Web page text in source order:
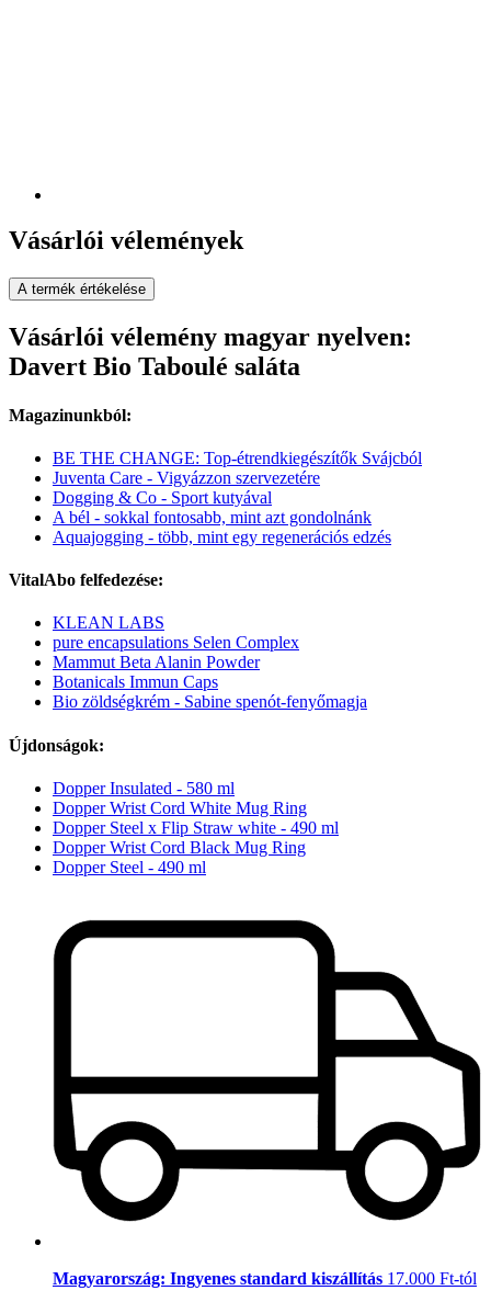
Vásárlói vélemények
A termék értékelése
Vásárlói vélemény magyar nyelven:
Davert Bio Taboulé saláta
Magazinunkból:
BE THE CHANGE: Top-étrendkiegészítők Svájcból
Juventa Care - Vigyázzon szervezetére
Dogging & Co - Sport kutyával
A bél - sokkal fontosabb, mint azt gondolnánk
Aquajogging - több, mint egy regenerációs edzés
VitalAbo felfedezése:
KLEAN LABS
pure encapsulations Selen Complex
Mammut Beta Alanin Powder
Botanicals Immun Caps
Bio zöldségkrém - Sabine spenót-fenyőmagja
Újdonságok:
Dopper Insulated - 580 ml
Dopper Wrist Cord White Mug Ring
Dopper Steel x Flip Straw white - 490 ml
Dopper Wrist Cord Black Mug Ring
Dopper Steel - 490 ml
Magyarország: Ingyenes standard kiszállítás 17.000 Ft-tól